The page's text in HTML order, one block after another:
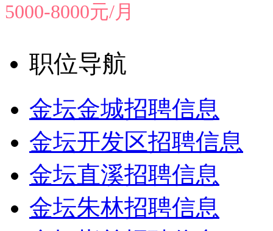
5000-8000元/月
职位导航
金坛金城招聘信息
金坛开发区招聘信息
金坛直溪招聘信息
金坛朱林招聘信息